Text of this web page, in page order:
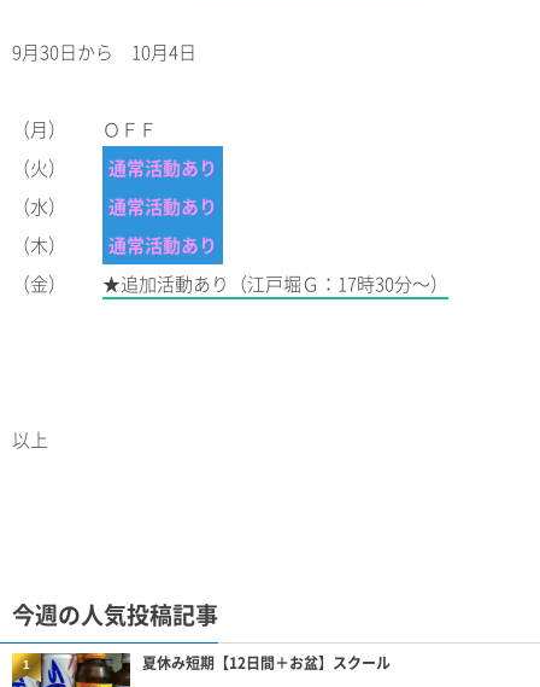
9月30日から 10月4日
（月） ＯＦＦ
（火）
通常活動あり
（水）
通常活動あり
（木）
通常活動あり
（金） ★追加活動あり（江戸堀Ｇ： 17時30分～）
以上
今週の人気投稿記事
夏休み短期【12日間＋お盆】スクール
1